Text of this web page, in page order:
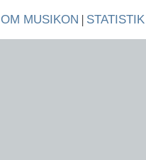
OM MUSIKON | STATISTIK